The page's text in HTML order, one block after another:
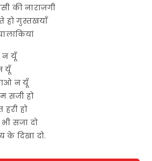
की नाराज़गी
गुस्तखयाँ
न यूँ
यूँ
न यूँ
सजी हो
हरी हो
सजा दो
के दिखा दो.